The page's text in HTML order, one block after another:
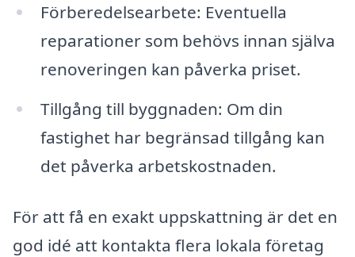
Förberedelsearbete: Eventuella
reparationer som behövs innan själva
renoveringen kan påverka priset.
Tillgång till byggnaden: Om din
fastighet har begränsad tillgång kan
det påverka arbetskostnaden.
För att få en exakt uppskattning är det en
god idé att kontakta flera lokala företag